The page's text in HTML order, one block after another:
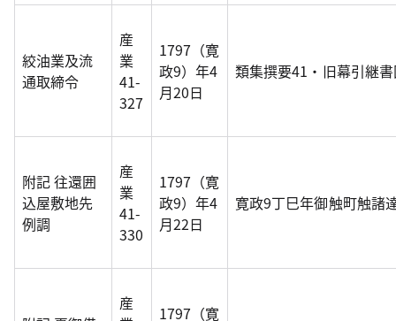
絞油業及流
通取締令
産
業
41-
327
1797（寛
政9）年4
月20日
類集撰要41・旧幕引継
附記 往還囲
込屋敷地先
例調
産
業
41-
330
1797（寛
政9）年4
月22日
寛政9丁巳年御触町触諸
産
1797（寛